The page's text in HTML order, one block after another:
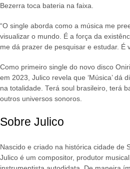
Bezerra toca bateria na faixa.
“O single aborda como a música me
visualizar o mundo. É a força da
me dá prazer de pesquisar e estudar. É
Como primeiro single do novo disco
em 2023, Julico revela que ‘Música’ dá
na totalidade. Terá soul brasileiro, terá
outros universos sonoros.
Sobre Julico
Nascido e criado na histórica cidade de
Julico é um compositor, produtor